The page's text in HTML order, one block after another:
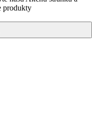
produkty